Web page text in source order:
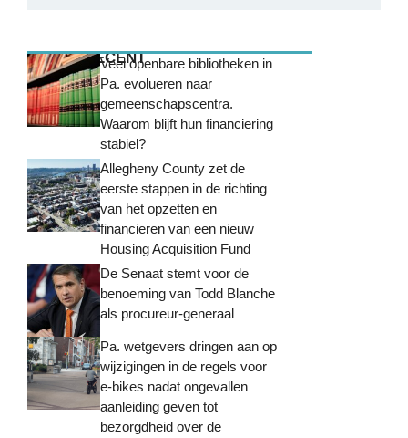
MEEST RECENTVeel openbare bibliotheken in
Pa. evolueren naar
gemeenschapscentra.
Waarom blijft hun financiering
stabiel?
Allegheny County zet de
eerste stappen in de richting
van het opzetten en
financieren van een nieuw
Housing Acquisition Fund
De Senaat stemt voor de
benoeming van Todd Blanche
als procureur-generaal
Pa. wetgevers dringen aan op
wijzigingen in de regels voor
e-bikes nadat ongevallen
aanleiding geven tot
bezorgdheid over de